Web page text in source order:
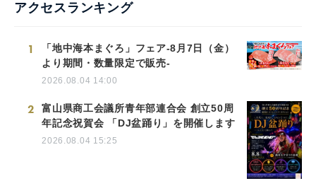
アクセスランキング
1
「地中海本まぐろ」フェア-8月7日（金）
より期間・数量限定で販売-
2026.08.04 14:00
2
富山県商工会議所青年部連合会 創立50周
年記念祝賀会 「DJ盆踊り」を開催します
2026.08.04 15:25